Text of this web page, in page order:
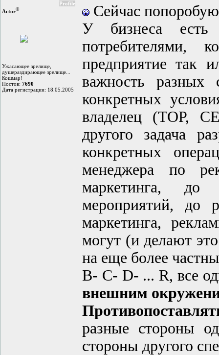
Profile
Actor©
Ужасающее зрелище,
душераздирающее зрелище...
Кошмар!
Постов: 7690
Дата регистрации: 18.05.2005
Сейчас
У бизнеса
потребителями,
предприятие так
важность разных
конкретных
владелец (TOP,
другого задача
конкретных
менеджера по
маркетинга, до
мероприятий, до
маркетинга,
могут (и делают
на еще более
B- C- D- ... R, все
внешним
разные стороны
стороны другого